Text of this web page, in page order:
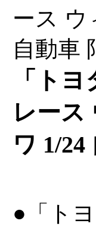
「ト
レース
ワ 1/
●「ト